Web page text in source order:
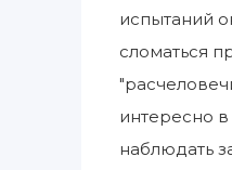
испытаний
сломаться
интересно
наблюдать